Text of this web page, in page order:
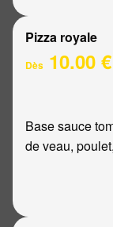
Pizza royale
Dès 10.00 €
Base sauce
de veau,